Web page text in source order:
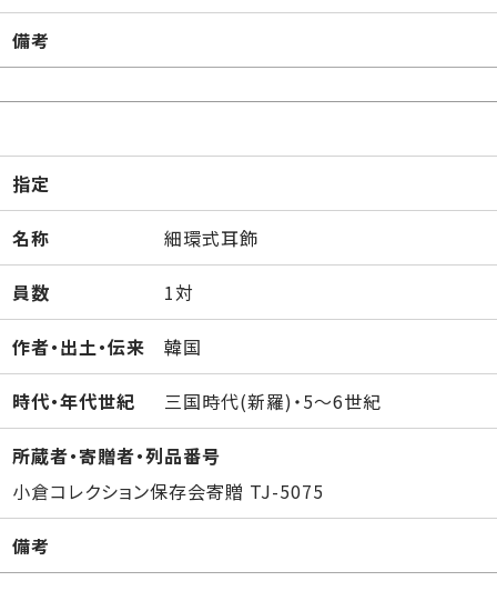
備考
指定
名称 細環式耳飾
員数 1対
作者・出土・伝来 韓国
時代・年代世紀 三国時代(新羅)・5～6世紀
所蔵者・寄贈者・列品番号
小倉コレクション保存会寄贈 TJ-5075
備考